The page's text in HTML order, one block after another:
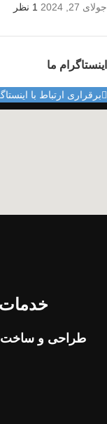
جولای 27, 2024 1 نظر
اینستاگرام ما
برقراری ارتباط با
خدمات
طراحی و ساخت